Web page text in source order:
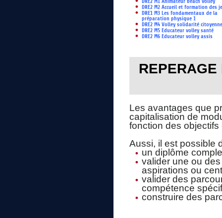
DRE2 M2 Accueil et formation des
DRE1 M3 Les fondamentaux de la
préparation physique 1
DRE2 M4 Volley solidarité
DRE2 M5 Educateur volley santé
DRE2 M6 Educateur volley assis
REPERAGE
Les avantages que
capitalisation de
fonction des
Aussi, il est possible
un diplôme
valider une ou
aspirations ou
valider des
compétence
construire des